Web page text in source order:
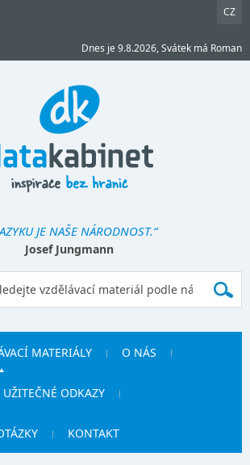
CZ
Dnes je 9.8.2026, Svátek má Roman
JE NAŠE NÁRODNOST.“
Josef Jungmann
MATERIÁLY O NÁS
UŽITEČNÉ ODKAZY
KONTAKT